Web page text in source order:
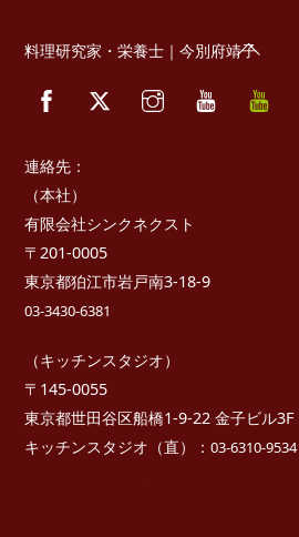
Back
Top
料理研究家・栄養士｜今別府靖子
Twitter InstagramYouTube
連絡先：
（本社）
有限会社シンクネクスト
〒201-0005
東京都狛江市岩戸南3-18-9
03-3430-6381
（キッチンスタジオ）
〒145-0055
東京都世田谷区船橋1-9-22 金子ビル3F
キッチンスタジオ（直）：03-6310-9534